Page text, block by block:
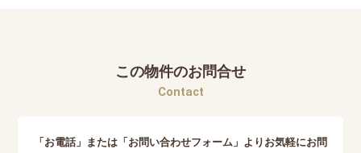
この物件のお問合せ
Contact
「お電話」または「お問い合わせフォーム」よりお気軽にお問